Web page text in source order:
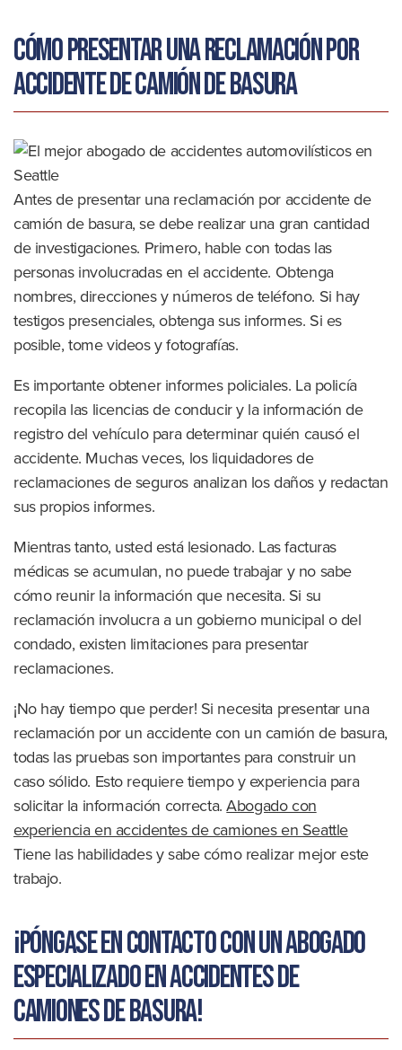
Cómo presentar una reclamación por
accidente de camión de basura
Antes de presentar una reclamación por accidente de
camión de basura, se debe realizar una gran cantidad
de investigaciones. Primero, hable con todas las
personas involucradas en el accidente. Obtenga
nombres, direcciones y números de teléfono. Si hay
testigos presenciales, obtenga sus informes. Si es
posible, tome videos y fotografías.
Es importante obtener informes policiales. La policía
recopila las licencias de conducir y la información de
registro del vehículo para determinar quién causó el
accidente. Muchas veces, los liquidadores de
reclamaciones de seguros analizan los daños y redactan
sus propios informes.
Mientras tanto, usted está lesionado. Las facturas
médicas se acumulan, no puede trabajar y no sabe
cómo reunir la información que necesita. Si su
reclamación involucra a un gobierno municipal o del
condado, existen limitaciones para presentar
reclamaciones.
¡No hay tiempo que perder! Si necesita presentar una
reclamación por un accidente con un camión de basura,
todas las pruebas son importantes para construir un
caso sólido. Esto requiere tiempo y experiencia para
solicitar la información correcta.Abogado con
experiencia en accidentes de camiones en Seattle
Tiene las habilidades y sabe cómo realizar mejor este
trabajo.
¡Póngase en contacto con un abogado
especializado en accidentes de
camiones de basura!